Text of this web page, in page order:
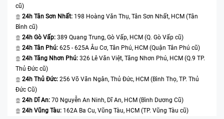
cũ)
24h Tân Sơn Nhất: 198 Hoàng Văn Thụ, Tân Sơn Nhất, HCM (Tân
Bình cũ)
24h Gò Vấp: 389 Quang Trung, Gò Vấp, HCM (Q. Gò Vấp cũ)
24h Tân Phú: 625 - 625A Âu Cơ, Tân Phú, HCM (Quận Tân Phú cũ)
24h Tăng Nhơn Phú: 326 Lê Văn Việt, Tăng Nhơn Phú, HCM (Q.9 TP.
Thủ Đức cũ)
24h Thủ Đức: 256 Võ Văn Ngân, Thủ Đức, HCM (Bình Thọ, TP. Thủ
Đức Cũ)
24h Dĩ An: 70 Nguyễn An Ninh, Dĩ An, HCM (Bình Dương Cũ)
24h Vũng Tàu: 162A Ba Cu, Vũng Tàu, HCM (TP. Vũng Tàu cũ)